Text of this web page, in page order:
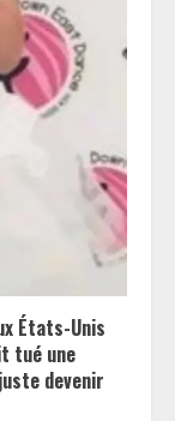
États-Unis
tué une
devenir